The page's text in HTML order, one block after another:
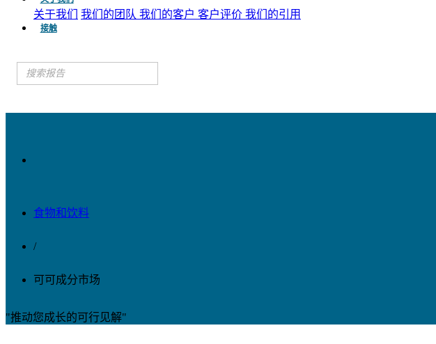
关于我们 我们的团队 我们的客户 客户评价 我们的引用
接触
食物和饮料
/
可可成分市场
"推动您成长的可行见解"